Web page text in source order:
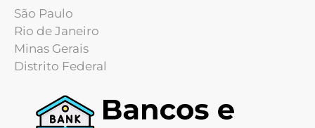
São Paulo
Rio de Janeiro
Minas Gerais
Distrito Federal